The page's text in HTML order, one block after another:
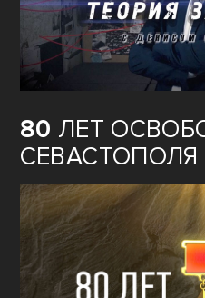
80 ЛЕТ
СЕВАСТОПОЛЯ